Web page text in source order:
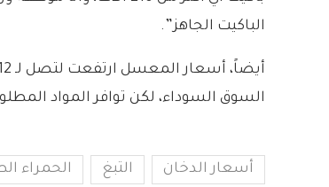
الباكيت الجاهز”.
السوق السوداء، لكن توافر المواد
أسعار الدخان التبغ الحمراء